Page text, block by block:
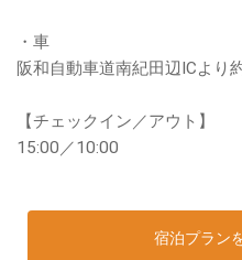
・車
阪和自動車道南紀田辺ICより
【チェックイン／アウト】
15:00／10:00
宿泊プラン